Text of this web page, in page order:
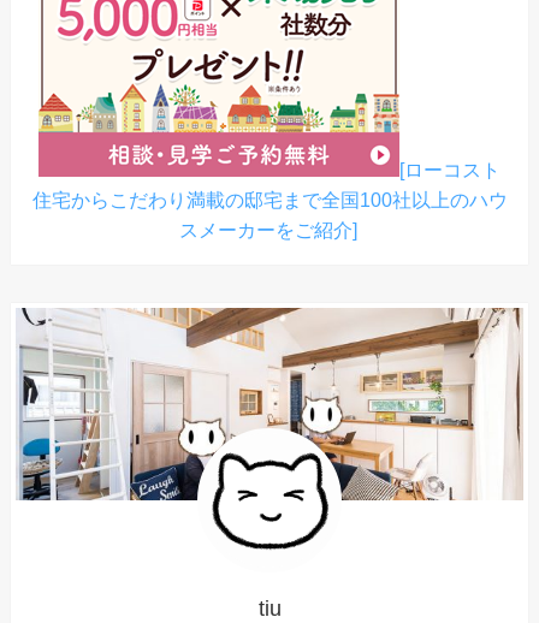
[ローコスト
住宅からこだわり満載の邸宅まで全国100社以上のハウ
スメーカーをご紹介]
tiu